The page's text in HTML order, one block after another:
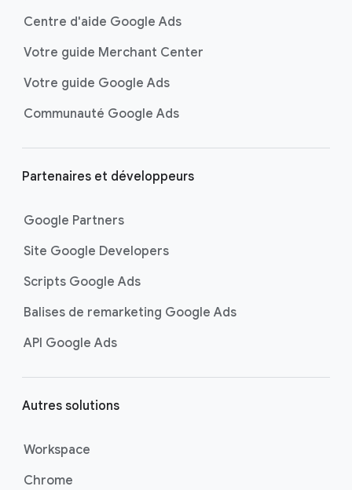
Centre d'aide Google Ads
Votre guide Merchant Center
Votre guide Google Ads
Communauté Google Ads
Partenaires et développeurs
Google Partners
Site Google Developers
Scripts Google Ads
Balises de remarketing Google Ads
API Google Ads
Autres solutions
Workspace
Chrome